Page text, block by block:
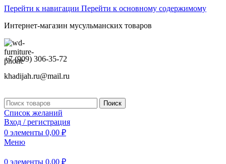
Перейти к навигации Перейти к основному содержимому
Интернет-магазин мусульманских товаров
+7 (909) 306-35-72
khadijah.ru@mail.ru
Поиск
Список желаний
Вход / регистрация
0 элементы 0,00 ₽
Меню
0 элементы 0,00 ₽